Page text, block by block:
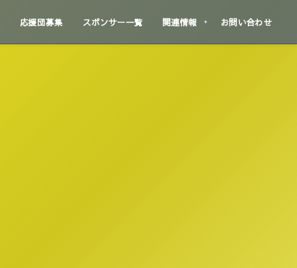
応援団募集 スポンサー一覧 関連情報 お問い合わせ